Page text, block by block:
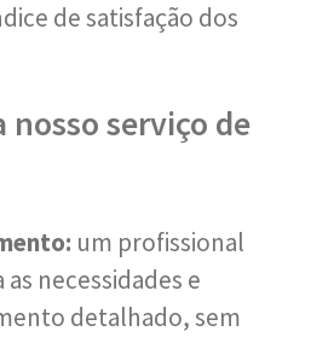
de satisfação dos
serviço de
um profissional
necessidades e
detalhado, sem